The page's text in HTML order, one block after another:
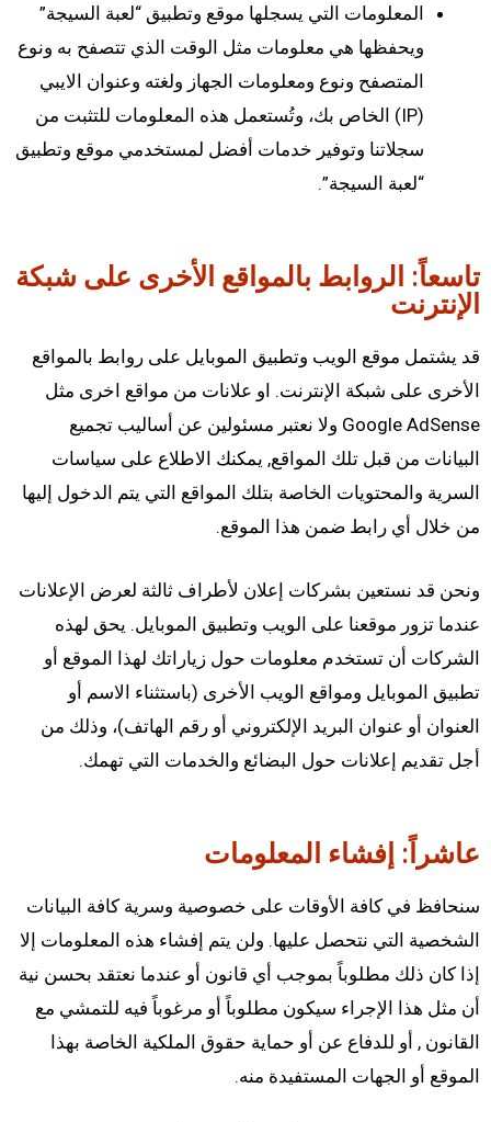
المعلومات التي يسجلها موقع وتطبيق “لعبة السيجة”
ويحفظها هي معلومات مثل الوقت الذي تتصفح به ونوع
المتصفح ونوع ومعلومات الجهاز ولغته وعنوان الايبي
(IP) الخاص بك، وتُستعمل هذه المعلومات للتثبت من
سجلاتنا وتوفير خدمات أفضل لمستخدمي موقع وتطبيق
“لعبة السيجة”.
تاسعاً: الروابط بالمواقع الأخرى على شبكة
الإنترنت
قد يشتمل موقع الويب وتطبيق الموبايل على روابط بالمواقع
الأخرى على شبكة الإنترنت. او علانات من مواقع اخرى مثل
Google AdSense ولا نعتبر مسئولين عن أساليب تجميع
البيانات من قبل تلك المواقع, يمكنك الاطلاع على سياسات
السرية والمحتويات الخاصة بتلك المواقع التي يتم الدخول إليها
من خلال أي رابط ضمن هذا الموقع.
ونحن قد نستعين بشركات إعلان لأطراف ثالثة لعرض الإعلانات
عندما تزور موقعنا على الويب وتطبيق الموبايل. يحق لهذه
الشركات أن تستخدم معلومات حول زياراتك لهذا الموقع أو
تطبيق الموبايل ومواقع الويب الأخرى (باستثناء الاسم أو
العنوان أو عنوان البريد الإلكتروني أو رقم الهاتف)، وذلك من
أجل تقديم إعلانات حول البضائع والخدمات التي تهمك.
عاشراً: إفشاء المعلومات
سنحافظ في كافة الأوقات على خصوصية وسرية كافة البيانات
الشخصية التي نتحصل عليها. ولن يتم إفشاء هذه المعلومات إلا
إذا كان ذلك مطلوباً بموجب أي قانون أو عندما نعتقد بحسن نية
أن مثل هذا الإجراء سيكون مطلوباً أو مرغوباً فيه للتمشي مع
القانون , أو للدفاع عن أو حماية حقوق الملكية الخاصة بهذا
الموقع أو الجهات المستفيدة منه.